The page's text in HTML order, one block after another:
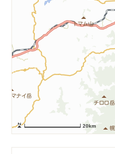
20km